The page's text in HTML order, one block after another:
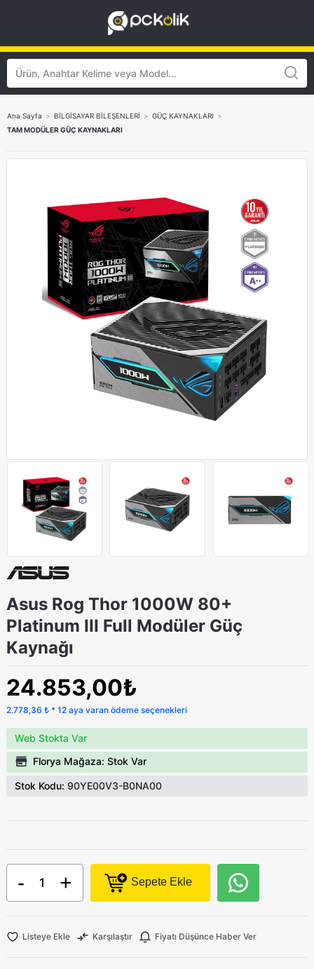
Ana Sayfa > BİLGİSAYAR BİLEŞENLERİ > GÜÇ KAYNAKLARI >
TAM MODÜLER GÜÇ KAYNAKLARI
Asus Rog Thor 1000W 80+
Platinum III Full Modüler Güç
Kaynağı
24.853,00₺
2.778,36 ₺ * 12 aya varan ödeme seçenekleri
Web Stokta Var
Florya Mağaza: Stok Var
Stok Kodu: 90YE00V3-B0NA00
- + Sepete Ekle
Listeye Ekle Karşılaştır Fiyatı Düşünce Haber Ver